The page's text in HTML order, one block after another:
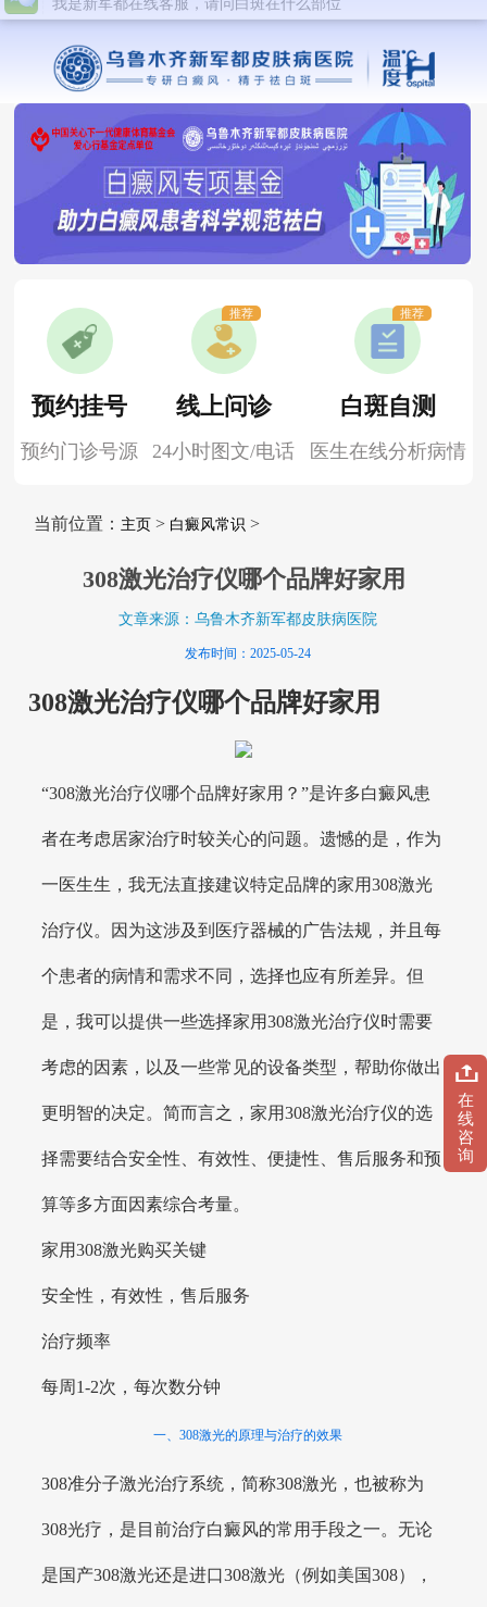
预约挂号
预约门诊号源
线上问诊
24小时图文/电话
推荐
白斑自测
医生在线分析病情
推荐
当前位置： 主页> 白癜风常识 >
308激光治疗仪哪个品牌好家用
文章来源：乌鲁木齐新军都皮肤病医院
发布时间：2025-05-24
308激光治疗仪哪个品牌好家用
“308激光治疗仪哪个品牌好家用？”是许多白癜风患
者在考虑居家治疗时较关心的问题。遗憾的是，作为
一医生生，我无法直接建议特定品牌的家用308激光
治疗仪。因为这涉及到医疗器械的广告法规，并且每
个患者的病情和需求不同，选择也应有所差异。但
是，我可以提供一些选择家用308激光治疗仪时需要
考虑的因素，以及一些常见的设备类型，帮助你做出
更明智的决定。简而言之，家用308激光治疗仪的选
择需要结合安全性、有效性、便捷性、售后服务和预
算等多方面因素综合考量。
家用308激光购买关键
安全性，有效性，售后服务
治疗频率
每周1-2次，每次数分钟
一、308激光的原理与治疗的效果
308准分子激光治疗系统，简称308激光，也被称为
308光疗，是目前治疗白癜风的常用手段之一。无论
是国产308激光还是进口308激光（例如美国308），
在
线
咨
询